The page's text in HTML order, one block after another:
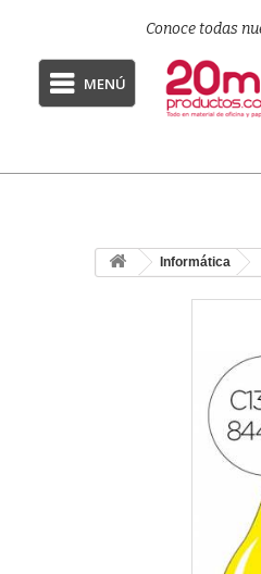
Conoce todas
MENÚ
Informática